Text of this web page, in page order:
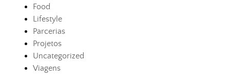
Food
Lifestyle
Parcerias
Projetos
Uncategorized
Viagens